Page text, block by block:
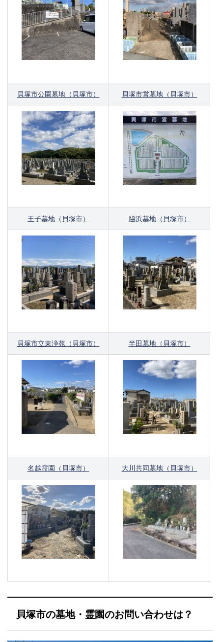
貝塚市公園墓地（貝塚市） 貝塚市営墓地（貝塚市）
王子墓地（貝塚市） 脇浜墓地（貝塚市）
貝塚市立東浄苑（貝塚市） 半田墓地（貝塚市）
名越霊園（貝塚市） 大川共同墓地（貝塚市）
貝塚市の墓地・霊園のお問い合わせは？